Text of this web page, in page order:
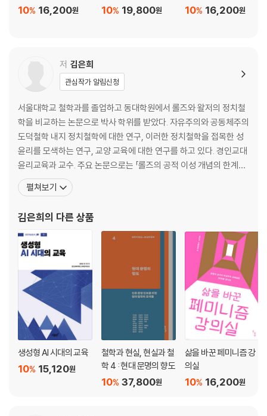
16,200원
10% 19,800원
10% 16,200원
10%
저 김은희
관심작가 알림신청
서울대학교 철학과를 졸업하고 동대학원에서 롤즈와 왈저의 정치철
학을 비교하는 논문으로 박사 학위를 받았다. 자유주의와 공동체주의
도덕철학 내지 정치철학에 대한 연구, 이러한 정치철학을 접목한 성
윤리를 모색하는 연구, 교양 교육에 대한 연구를 하고 있다. 경인교대
윤리교육과 교수. 주요 논문으로는 「롤즈의 공적 이성 개념의 한계와
중첩적 합의 개념의 재조명」(2010), 「흄의 정치철학과 보수주의」(2
011), 「로크의 자유주의와 무산자 배제」(2016), 「롤즈의 해석은 칸트
7), 「정의론으로서의 성윤리」(2
펼쳐보기
김은희의 다른 상품
생성형 AI 시대의 교육
15,120원
10%
철학과 현실, 현실과 철
학 4 : 현대 문명의 향도
37,800원
10%
삶을 바꾼 페미니즘 강
의실
16,200원
10%